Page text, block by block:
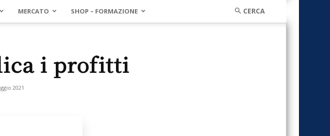
Assinews.it
MERCATO SHOP – FORMAZIONE
i profitti
2021